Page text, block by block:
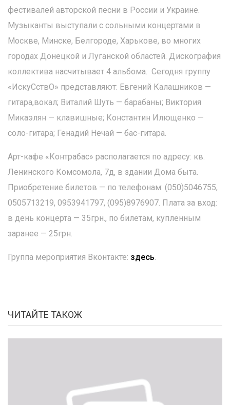
фестивалей авторской песни в России и Украине.
Музыканты выступали с сольными концертами в
Москве, Минске, Белгороде, Харькове, во многих
городах Донецкой и Луганской областей. Дискография
коллектива насчитывает 4 альбома. Сегодня группу
«ИскуСствО» представляют: Евгений Калашников —
гитара,вокал; Виталий Шуть — барабаны; Виктория
Микаэлян — клавишные; Константин Илющенко —
соло-гитара; Генадий Нечай — бас-гитара.
Арт-кафе «Контрабас» располагается по адресу: кв.
Ленинского Комсомола, 7д, в здании Дома быта.
Приобретение билетов — по телефонам: (050)5046755,
0505713219, 0953941797, (095)8976907. Плата за вход:
в день концерта — 35грн., по билетам, купленным
заранее — 25грн.
Группа мероприятия Вконтакте: здесь.
ЧИТАЙТЕ ТАКОЖ